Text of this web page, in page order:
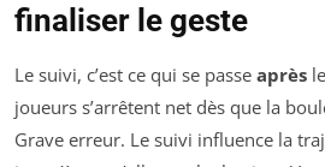
finaliser le geste
Le suivi, c’est ce qui se passe après
joueurs s’arrêtent net dès que la
Grave erreur. Le suivi influence la